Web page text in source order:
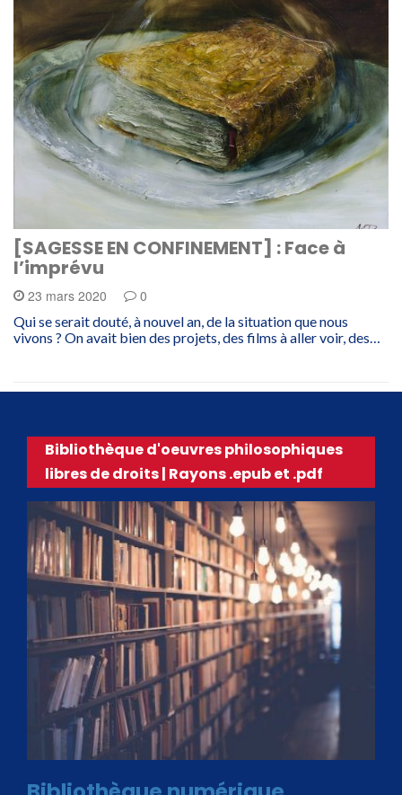
[SAGESSE EN CONFINEMENT] : Face à
l’imprévu
23 mars 2020 0
Qui se serait douté, à nouvel an, de la situation que nous
vivons ? On avait bien des projets, des films à aller voir, des…
Bibliothèque d'oeuvres philosophiques
libres de droits | Rayons .epub et .pdf